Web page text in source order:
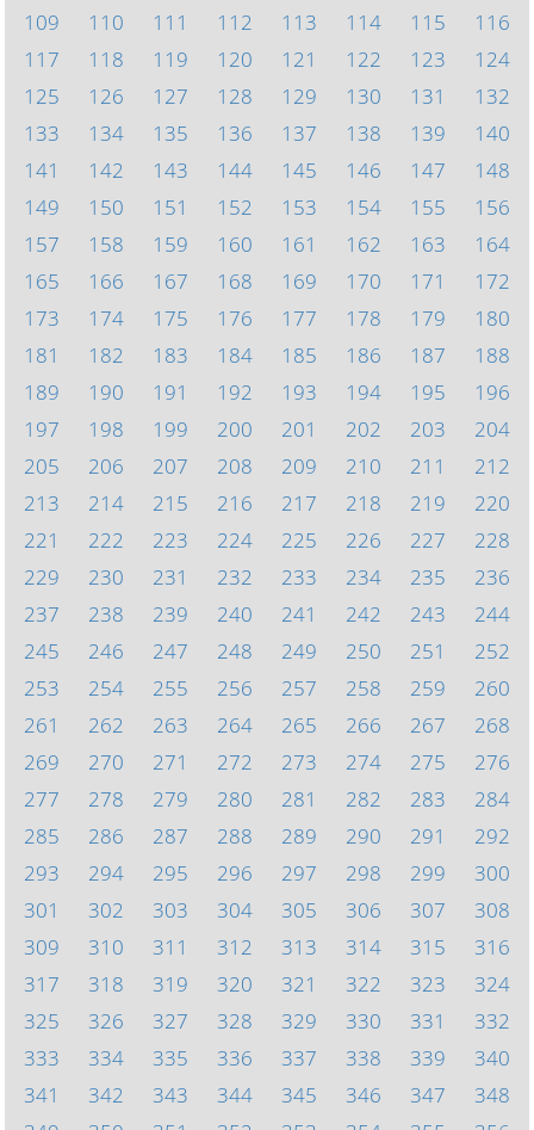
109
110 111 112 113 114 115
116
117
118 119 120 121 122 123
124
125
126 127 128 129 130 131
132
133
134 135 136 137 138 139
140
141
142 143 144 145 146 147
148
149
150 151 152 153 154 155
156
157
158 159 160 161 162 163
164
165
166 167 168 169 170 171
172
173
174 175 176 177 178 179
180
181
182 183 184 185 186 187
188
189
190 191 192 193 194 195
196
197
198 199 200 201 202 203
204
205
206 207 208 209 210 211
212
213
214 215 216 217 218 219
220
221
222 223 224 225 226 227
228
229
230 231 232 233 234 235
236
237
238 239 240 241 242 243
244
245
246 247 248 249 250 251
252
253
254 255 256 257 258 259
260
261
262 263 264 265 266 267
268
269
270 271 272 273 274 275
276
277
278 279 280 281 282 283
284
285
286 287 288 289 290 291
292
293
294 295 296 297 298 299
300
301
302 303 304 305 306 307
308
309
310 311 312 313 314 315
316
317
318 319 320 321 322 323
324
325
326 327 328 329 330 331
332
333
334 335 336 337 338 339
340
341
342 343 344 345 346 347
348